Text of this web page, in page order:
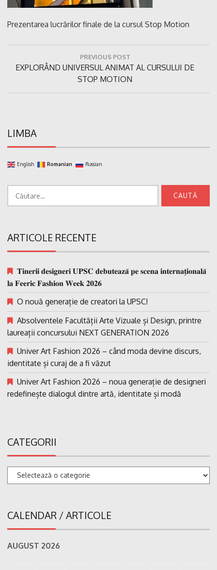
Prezentarea lucrărilor finale de la cursul Stop Motion
articole
PREVIOUS POST
Previous
EXPLORÂND UNIVERSUL ANIMAT AL CURSULUI DE
STOP MOTION
LIMBA
English Romanian Russian
ARTICOLE RECENTE
𝐓𝐢𝐧𝐞𝐫𝐢𝐢 𝐝𝐞𝐬𝐢𝐠𝐧𝐞𝐫𝐢 𝐔𝐏𝐒𝐂 𝐝𝐞𝐛𝐮𝐭𝐞𝐚𝐳𝐚̆ 𝐩𝐞 𝐬𝐜𝐞𝐧𝐚 𝐢𝐧𝐭𝐞𝐫𝐧𝐚𝐭̗𝐢𝐨𝐧𝐚𝐥𝐚̆
𝐥𝐚 𝐅𝐞𝐞𝐫𝐢𝐜 𝐅𝐚𝐬𝐡𝐢𝐨𝐧 𝐖𝐞𝐞𝐤 𝟐𝟎𝟐𝟔
O nouă generație de creatori la UPSC!
Absolventele Facultății Arte Vizuale și Design, printre
laureații concursului NEXT GENERATION 2026
Univer Art Fashion 2026 – când moda devine discurs,
identitate și curaj de a fi văzut
Univer Art Fashion 2026 – noua generație de designeri
redefinește dialogul dintre artă, identitate și modă
CATEGORII
Categorii
CALENDAR / ARTICOLE
AUGUST 2026